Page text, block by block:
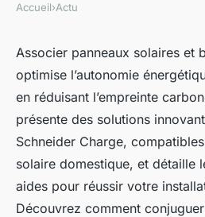
Installation
de recharge :
Robin•6 août 2025•7 min de
Accueil›Actu
Associer panneaux solaires et
optimise l’autonomie
en réduisant l’empreinte
présente des solutions
Schneider Charge,
solaire domestique, et détaille
aides pour réussir votre
Découvrez comment